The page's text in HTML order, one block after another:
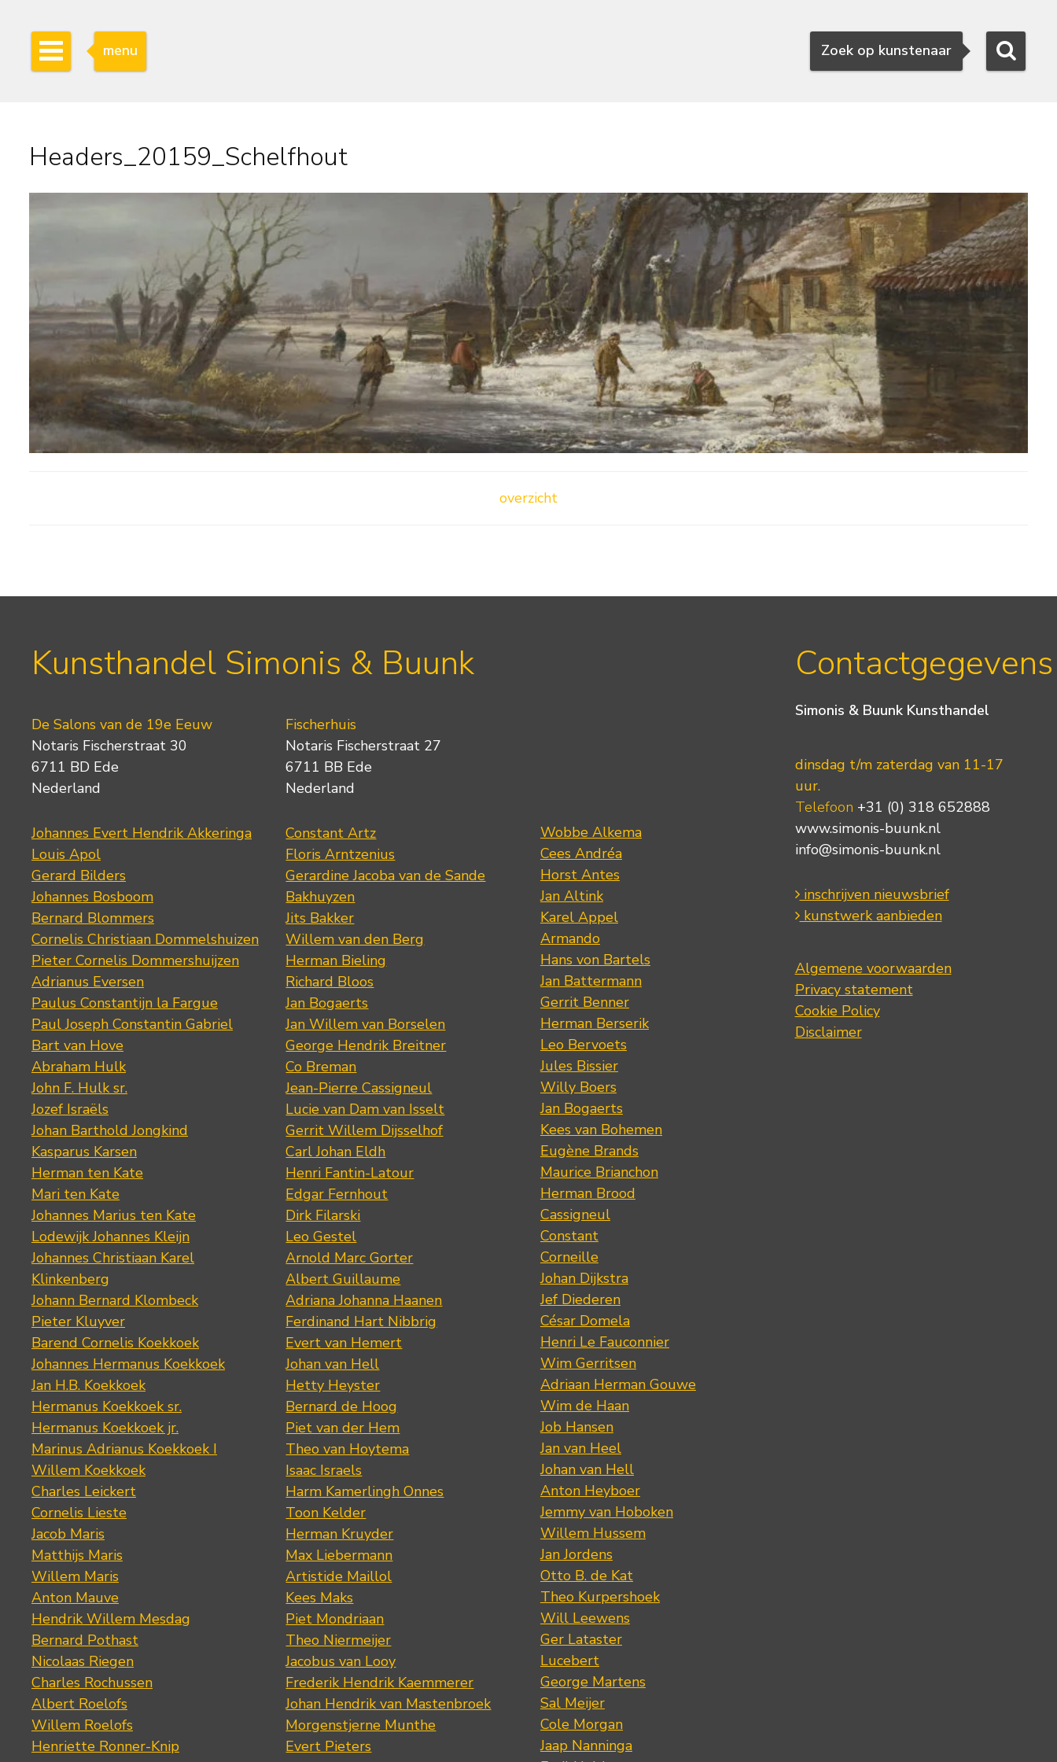
Zoeken
Zoek op kunstenaar
menu
Headers_20159_Schelfhout
overzicht
Kunsthandel Simonis & Buunk
De Salons van de 19e Eeuw
Notaris Fischerstraat 30
6711 BD Ede
Nederland
Johannes Evert Hendrik Akkeringa
Louis Apol
Gerard Bilders
Johannes Bosboom
Bernard Blommers
Cornelis Christiaan Dommelshuizen
Pieter Cornelis Dommershuijzen
Adrianus Eversen
Paulus Constantijn la Fargue
Paul Joseph Constantin Gabriel
Bart van Hove
Abraham Hulk
John F. Hulk sr.
Jozef Israëls
Johan Barthold Jongkind
Kasparus Karsen
Herman ten Kate
Mari ten Kate
Johannes Marius ten Kate
Lodewijk Johannes Kleijn
Johannes Christiaan Karel
Klinkenberg
Johann Bernard Klombeck
Pieter Kluyver
Barend Cornelis Koekkoek
Johannes Hermanus Koekkoek
Jan H.B. Koekkoek
Hermanus Koekkoek sr.
Hermanus Koekkoek jr.
Marinus Adrianus Koekkoek I
Willem Koekkoek
Charles Leickert
Cornelis Lieste
Jacob Maris
Matthijs Maris
Willem Maris
Anton Mauve
Hendrik Willem Mesdag
Bernard Pothast
Nicolaas Riegen
Charles Rochussen
Albert Roelofs
Willem Roelofs
Henriette Ronner-Knip
Fischerhuis
Notaris Fischerstraat 27
6711 BB Ede
Nederland
Constant Artz
Floris Arntzenius
Gerardine Jacoba van de Sande
Bakhuyzen
Jits Bakker
Willem van den Berg
Herman Bieling
Richard Bloos
Jan Bogaerts
Jan Willem van Borselen
George Hendrik Breitner
Co Breman
Jean-Pierre Cassigneul
Lucie van Dam van Isselt
Gerrit Willem Dijsselhof
Carl Johan Eldh
Henri Fantin-Latour
Edgar Fernhout
Dirk Filarski
Leo Gestel
Arnold Marc Gorter
Albert Guillaume
Adriana Johanna Haanen
Ferdinand Hart Nibbrig
Evert van Hemert
Johan van Hell
Hetty Heyster
Bernard de Hoog
Piet van der Hem
Theo van Hoytema
Isaac Israels
Harm Kamerlingh Onnes
Toon Kelder
Herman Kruyder
Max Liebermann
Artistide Maillol
Kees Maks
Piet Mondriaan
Theo Niermeijer
Jacobus van Looy
Frederik Hendrik Kaemmerer
Johan Hendrik van Mastenbroek
Morgenstjerne Munthe
Evert Pieters
Wobbe Alkema
Cees Andréa
Horst Antes
Jan Altink
Karel Appel
Armando
Hans von Bartels
Jan Battermann
Gerrit Benner
Herman Berserik
Leo Bervoets
Jules Bissier
Willy Boers
Jan Bogaerts
Kees van Bohemen
Eugène Brands
Maurice Brianchon
Herman Brood
Cassigneul
Constant
Corneille
Johan Dijkstra
Jef Diederen
César Domela
Henri Le Fauconnier
Wim Gerritsen
Adriaan Herman Gouwe
Wim de Haan
Job Hansen
Jan van Heel
Johan van Hell
Anton Heyboer
Jemmy van Hoboken
Willem Hussem
Jan Jordens
Otto B. de Kat
Theo Kurpershoek
Will Leewens
Ger Lataster
Lucebert
George Martens
Sal Meijer
Cole Morgan
Jaap Nanninga
Contactgegevens
Simonis & Buunk Kunsthandel
dinsdag t/m zaterdag van 11-17
uur.
Telefoon +31 (0) 318 652888
www.simonis-buunk.nl
info@simonis-buunk.nl
inschrijven nieuwsbrief
kunstwerk aanbieden
Algemene voorwaarden
Privacy statement
Cookie Policy
Disclaimer